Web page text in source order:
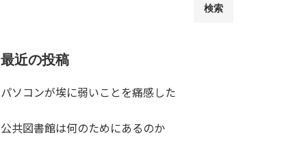
検索
最近の投稿
パソコンが埃に弱いことを痛感した
公共図書館は何のためにあるのか